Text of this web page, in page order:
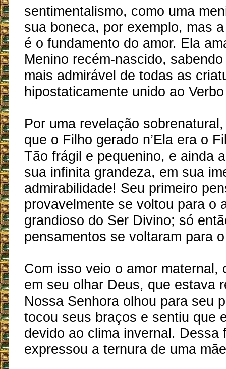
sentimentalismo, como uma
sua boneca, por exemplo, mas
é o fundamento do amor. Ela
Menino recém-nascido,
mais admirável de todas as
hipostaticamente unido ao
Por uma revelação
que o Filho gerado n’Ela era o
Tão frágil e pequenino, e ainda
sua infinita grandeza, em sua
admirabilidade! Seu primeiro
provavelmente se voltou para o
grandioso do Ser Divino; só
pensamentos se voltaram para
Com isso veio o amor maternal,
em seu olhar Deus, que estava
Nossa Senhora olhou para seu
tocou seus braços e sentiu que
devido ao clima invernal. Dessa
expressou a ternura de uma